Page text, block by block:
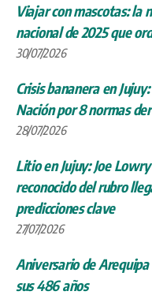
Viajar con mascotas: la
nacional de 2025 que
30/07/2026
Crisis bananera en
Nación por 8 normas
28/07/2026
Litio en Jujuy: Joe
reconocido del rubro
predicciones clave
27/07/2026
Aniversario de Arequipa
sus 486 años